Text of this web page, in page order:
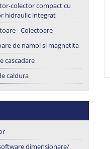
colector compact cu
hidraulic integrat
- Colectoare
de namol si magnetita
cascadare
caldura
dimensionare/